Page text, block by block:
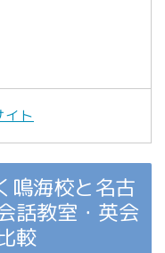
イト
鳴海校と名古
話教室・英会
較